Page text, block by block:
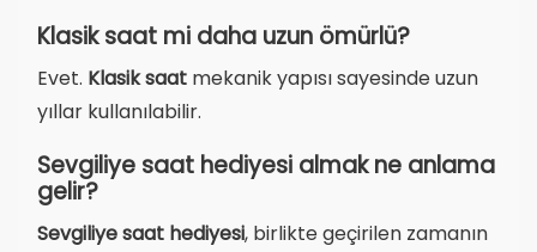
Klasik saat mi daha uzun ömürlü?
Evet. Klasik saat mekanik yapısı sayesinde uzun
yıllar kullanılabilir.
Sevgiliye saat hediyesi almak ne anlama
gelir?
Sevgiliye saat hediyesi, birlikte geçirilen zamanın